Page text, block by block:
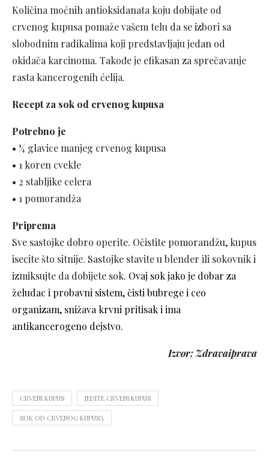
Količina moćnih antioksidanata koju dobijate od
crvenog kupusa pomaže vašem telu da se izbori sa
slobodnim radikalima koji predstavljaju jedan od
okidača karcinoma. Takođe je efikasan za sprečavanje
rasta kancerogenih ćelija.
Recept za sok od crvenog kupusa
Potrebno je
• ¼ glavice manjeg crvenog kupusa
• 1 koren cvekle
• 2 stabljike celera
• 1 pomorandža
Priprema
Sve sastojke dobro operite. Očistite pomorandžu, kupus
isecite što sitnije. Sastojke stavite u blender ili sokovnik i
izmiksujte da dobijete sok. Ovaj sok jako je dobar za
želudac i probavni sistem, čisti bubrege i ceo
organizam, snižava krvni pritisak i ima
antikancerogeno dejstvo.
Izvor: Zdravaiprava
CRVENI KUPUS JEDITE CRVENI KUPUS
SOK OD CRVENOG KUPUSA